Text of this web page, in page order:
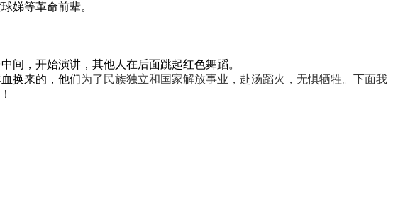
娣等革命前辈。
间，开始演讲，其他人在后面跳起红色舞蹈。
换来的，他们为了民族独立和国家解放事业，赴汤蹈火，无惧牺牲。下面我